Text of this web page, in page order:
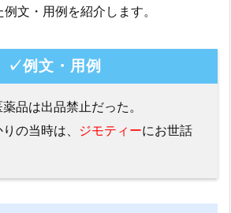
文・用例を紹介します。
✓例文・用例
薬品は出品禁止だった。
の当時は、
ジモティーにお世話